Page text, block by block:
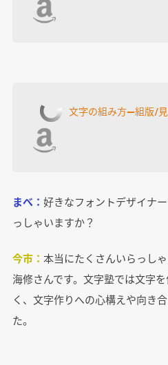
文字の組み方―組版/
まべ： 好きなフォントデザイナ
っしゃいますか？
今市： 本当にたくさんいらっし
海修さんです。文字塾では文字
く、文字作りへの心構えや向き
た。